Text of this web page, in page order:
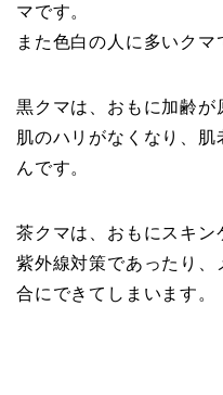
マです。
また色白の人に多いクマ
黒クマは、おもに加齢が
肌のハリがなくなり、
んです。
茶クマは、おもにスキン
紫外線対策であったり
合にできてしまいます。